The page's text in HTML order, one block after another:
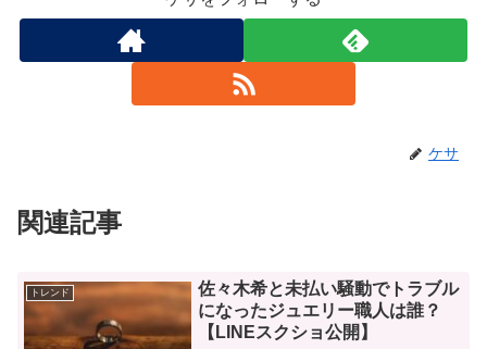
ケサ
関連記事
トレンド
佐々木希と未払い騒動でトラブル
になったジュエリー職人は誰？
【LINEスクショ公開】